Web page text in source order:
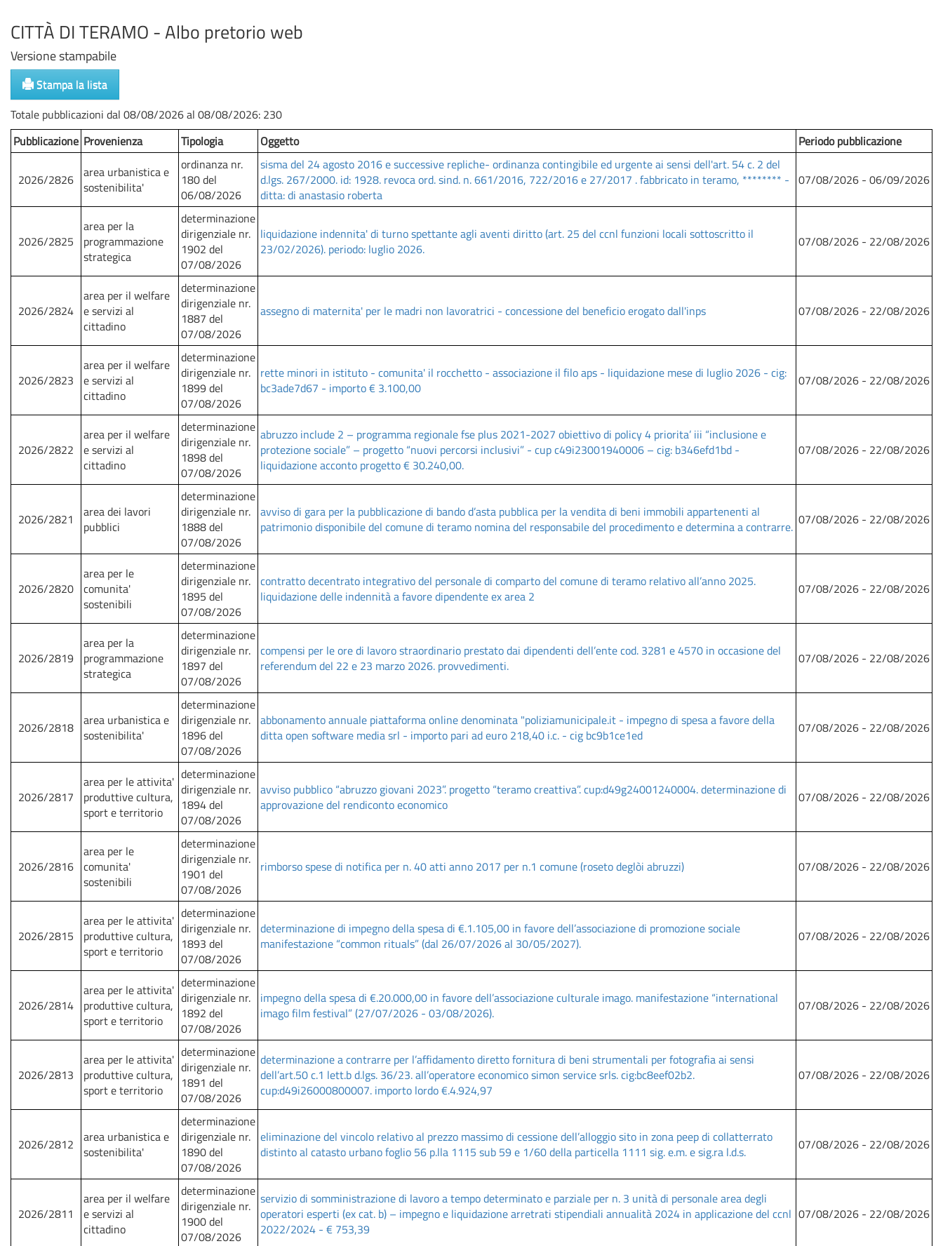
CITTÀ DI TERAMO - Albo pretorio web
Versione stampabile
Stampa la lista
Totale pubblicazioni dal 08/08/2026 al 08/08/2026: 230
Pubblicazione Provenienza Tipologia Oggetto Periodo pubblicazione
2026/2826 area urbanistica e
sostenibilita'
ordinanza nr.
180 del
06/08/2026
sisma del 24 agosto 2016 e successive repliche- ordinanza contingibile ed urgente ai sensi dell'art. 54 c. 2 del
d.lgs. 267/2000. id: 1928. revoca ord. sind. n. 661/2016, 722/2016 e 27/2017 . fabbricato in teramo, ******** -
ditta: di anastasio roberta
07/08/2026 - 06/09/2026
2026/2825
area per la
programmazione
strategica
determinazione
dirigenziale nr.
1902 del
07/08/2026
liquidazione indennita' di turno spettante agli aventi diritto (art. 25 del ccnl funzioni locali sottoscritto il
23/02/2026). periodo: luglio 2026.
07/08/2026 - 22/08/2026
2026/2824
area per il welfare
e servizi al
cittadino
determinazione
dirigenziale nr.
1887 del
07/08/2026
assegno di maternita' per le madri non lavoratrici - concessione del beneficio erogato dall'inps 07/08/2026 - 22/08/2026
2026/2823
area per il welfare
e servizi al
cittadino
determinazione
dirigenziale nr.
1899 del
07/08/2026
rette minori in istituto - comunita' il rocchetto - associazione il filo aps - liquidazione mese di luglio 2026 - cig:
bc3ade7d67 - importo € 3.100,00
07/08/2026 - 22/08/2026
2026/2822
area per il welfare
e servizi al
cittadino
determinazione
dirigenziale nr.
1898 del
07/08/2026
abruzzo include 2 – programma regionale fse plus 2021-2027 obiettivo di policy 4 priorita’ iii “inclusione e
protezione sociale” – progetto “nuovi percorsi inclusivi” - cup c49i23001940006 – cig: b346efd1bd -
liquidazione acconto progetto € 30.240,00.
07/08/2026 - 22/08/2026
2026/2821
area dei lavori
pubblici
determinazione
dirigenziale nr.
1888 del
07/08/2026
avviso di gara per la pubblicazione di bando d’asta pubblica per la vendita di beni immobili appartenenti al
patrimonio disponibile del comune di teramo nomina del responsabile del procedimento e determina a contrarre. 07/08/2026 - 22/08/2026
2026/2820
area per le
comunita'
sostenibili
determinazione
dirigenziale nr.
1895 del
07/08/2026
contratto decentrato integrativo del personale di comparto del comune di teramo relativo all’anno 2025.
liquidazione delle indennità a favore dipendente ex area 2
07/08/2026 - 22/08/2026
2026/2819
area per la
programmazione
strategica
determinazione
dirigenziale nr.
1897 del
07/08/2026
compensi per le ore di lavoro straordinario prestato dai dipendenti dell’ente cod. 3281 e 4570 in occasione del
referendum del 22 e 23 marzo 2026. provvedimenti.
07/08/2026 - 22/08/2026
2026/2818 area urbanistica e
sostenibilita'
determinazione
dirigenziale nr.
1896 del
07/08/2026
abbonamento annuale piattaforma online denominata "poliziamunicipale.it - impegno di spesa a favore della
ditta open software media srl - importo pari ad euro 218,40 i.c. - cig bc9b1ce1ed
07/08/2026 - 22/08/2026
2026/2817
area per le attivita'
produttive cultura,
sport e territorio
determinazione
dirigenziale nr.
1894 del
07/08/2026
avviso pubblico “abruzzo giovani 2023”. progetto “teramo creattiva”. cup:d49g24001240004. determinazione di
approvazione del rendiconto economico
07/08/2026 - 22/08/2026
2026/2816
area per le
comunita'
sostenibili
determinazione
dirigenziale nr.
1901 del
07/08/2026
rimborso spese di notifica per n. 40 atti anno 2017 per n.1 comune (roseto deglòi abruzzi) 07/08/2026 - 22/08/2026
2026/2815
area per le attivita'
produttive cultura,
sport e territorio
determinazione
dirigenziale nr.
1893 del
07/08/2026
determinazione di impegno della spesa di €.1.105,00 in favore dell’associazione di promozione sociale
manifestazione “common rituals” (dal 26/07/2026 al 30/05/2027).
07/08/2026 - 22/08/2026
2026/2814
area per le attivita'
produttive cultura,
sport e territorio
determinazione
dirigenziale nr.
1892 del
07/08/2026
impegno della spesa di €.20.000,00 in favore dell’associazione culturale imago. manifestazione “international
imago film festival” (27/07/2026 - 03/08/2026).
07/08/2026 - 22/08/2026
2026/2813
area per le attivita'
produttive cultura,
sport e territorio
determinazione
dirigenziale nr.
1891 del
07/08/2026
determinazione a contrarre per l’affidamento diretto fornitura di beni strumentali per fotografia ai sensi
dell’art.50 c.1 lett.b d.lgs. 36/23. all’operatore economico simon service srls. cig:bc8eef02b2.
cup:d49i26000800007. importo lordo €.4.924,97
07/08/2026 - 22/08/2026
2026/2812
area urbanistica e
sostenibilita'
determinazione
dirigenziale nr.
1890 del
07/08/2026
eliminazione del vincolo relativo al prezzo massimo di cessione dell’alloggio sito in zona peep di collatterrato
distinto al catasto urbano foglio 56 p.lla 1115 sub 59 e 1/60 della particella 1111 sig. e.m. e sig.ra l.d.s.
07/08/2026 - 22/08/2026
2026/2811
area per il welfare
e servizi al
cittadino
determinazione
dirigenziale nr.
1900 del
07/08/2026
servizio di somministrazione di lavoro a tempo determinato e parziale per n. 3 unità di personale area degli
operatori esperti (ex cat. b) – impegno e liquidazione arretrati stipendiali annualità 2024 in applicazione del ccnl
2022/2024 - € 753,39
07/08/2026 - 22/08/2026